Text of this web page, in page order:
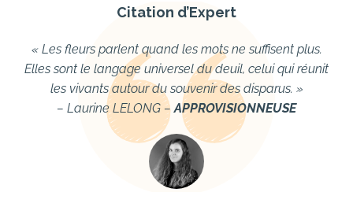
Citation d’Expert
« Les fleurs parlent quand les mots ne suffisent plus.
Elles sont le langage universel du deuil, celui qui réunit
les vivants autour du souvenir des disparus. »
– Laurine LELONG –APPROVISIONNEUSE